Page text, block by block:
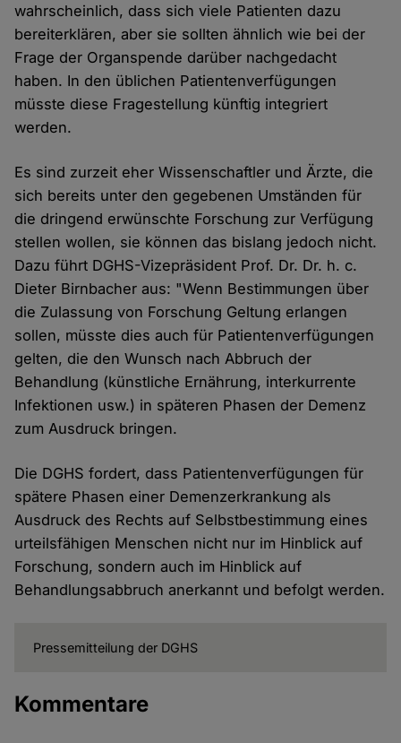
wahrscheinlich, dass sich viele Patienten dazu
bereiterklären, aber sie sollten ähnlich wie bei der
Frage der Organspende darüber nachgedacht
haben. In den üblichen Patientenverfügungen
müsste diese Fragestellung künftig integriert
werden.
Es sind zurzeit eher Wissenschaftler und Ärzte, die
sich bereits unter den gegebenen Umständen für
die dringend erwünschte Forschung zur Verfügung
stellen wollen, sie können das bislang jedoch nicht.
Dazu führt DGHS-Vizepräsident Prof. Dr. Dr. h. c.
Dieter Birnbacher aus: "Wenn Bestimmungen über
die Zulassung von Forschung Geltung erlangen
sollen, müsste dies auch für Patientenverfügungen
gelten, die den Wunsch nach Abbruch der
Behandlung (künstliche Ernährung, interkurrente
Infektionen usw.) in späteren Phasen der Demenz
zum Ausdruck bringen.
Die DGHS fordert, dass Patientenverfügungen für
spätere Phasen einer Demenzerkrankung als
Ausdruck des Rechts auf Selbstbestimmung eines
urteilsfähigen Menschen nicht nur im Hinblick auf
Forschung, sondern auch im Hinblick auf
Behandlungsabbruch anerkannt und befolgt werden.
Pressemitteilung der DGHS
Kommentare